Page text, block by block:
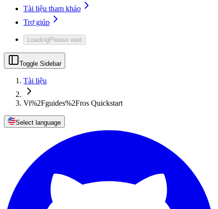
Tài liệu tham khảo
Trợ giúp
LoadingPlease wait
Toggle Sidebar
Tài liệu
Vi%2Fguides%2Fros Quickstart
Select language